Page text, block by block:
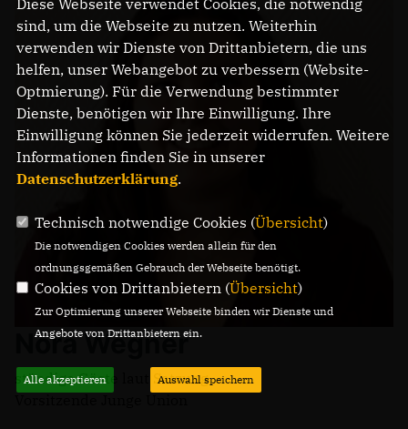
Nora Wegner
ständige Gäste laut Satzung
Diese Webseite verwendet Cookies, die notwendig
sind, um die Webseite zu nutzen. Weiterhin
verwenden wir Dienste von Drittanbietern, die uns
helfen, unser Webangebot zu verbessern (Website-
Optmierung). Für die Verwendung bestimmter
Dienste, benötigen wir Ihre Einwilligung. Ihre
Einwilligung können Sie jederzeit widerrufen. Weitere
Informationen finden Sie in unserer
Datenschutzerklärung.
Technisch notwendige Cookies (Übersicht)
Die notwendigen Cookies werden allein für den
ordnungsgemäßen Gebrauch der Webseite benötigt.
Cookies von Drittanbietern (Übersicht)
Zur Optimierung unserer Webseite binden wir Dienste und
Angebote von Drittanbietern ein.
Alle akzeptieren Auswahl speichern